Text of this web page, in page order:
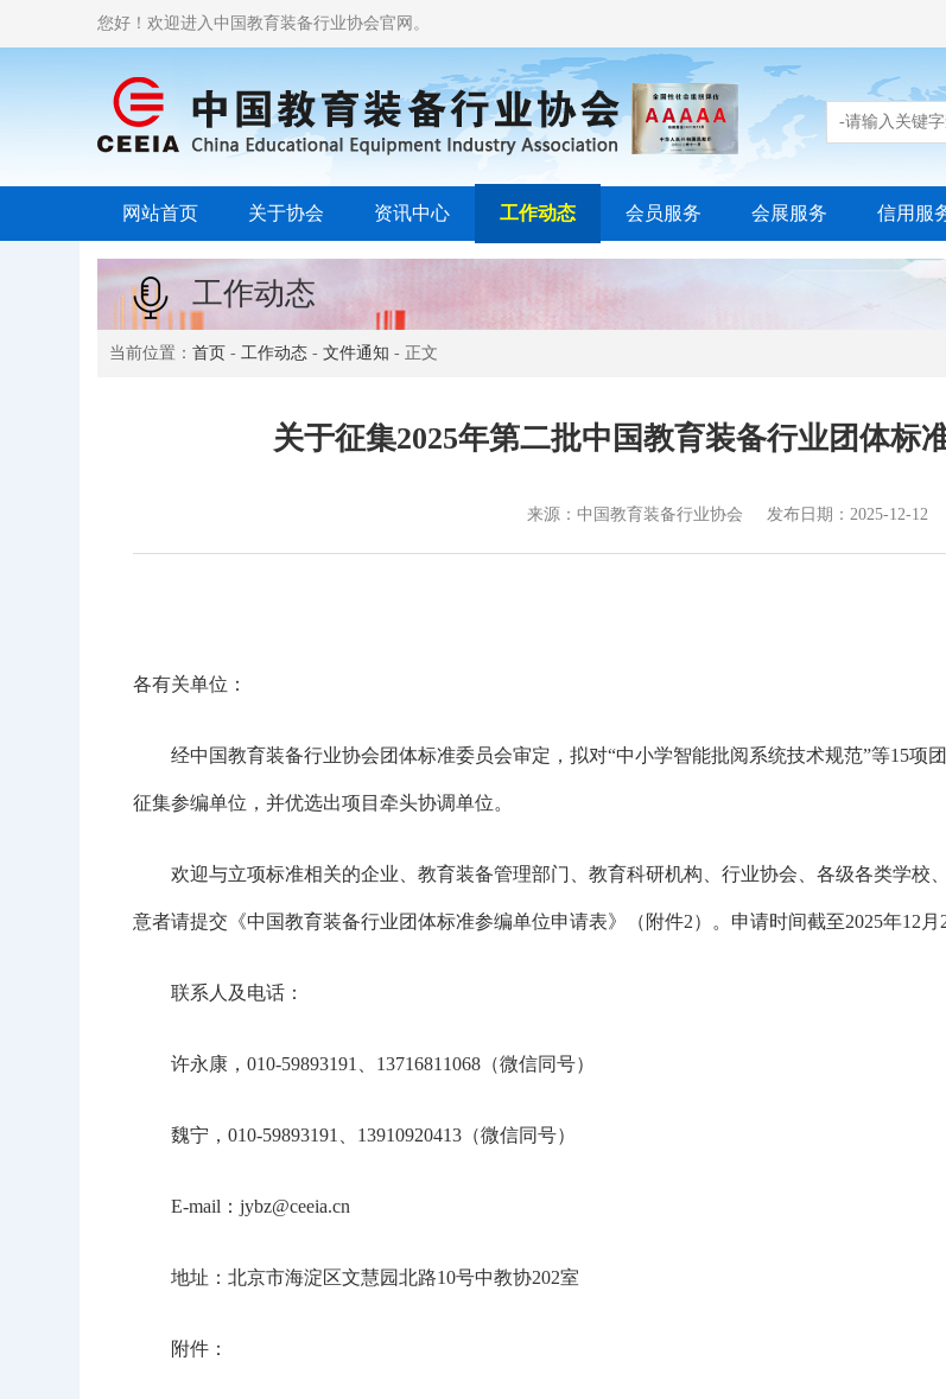
您好！欢迎进入中国教育装备行业协会官网。
网站首页 关于协会 资讯中心 工作动态 会员服务 会展服务 信用服
工作动态
当前位置： 首页 - 工作动态 - 文件通知 - 正文
关于征集2025年第二批中国教育装备行业团体标
来源：中国教育装备行业协会 发布日期：2025-12-12
各有关单位：
经中国教育装备行业协会团体标准委员会审定，拟对“中小学智能批阅系统技术规范”等15项
征集参编单位，并优选出项目牵头协调单位。
欢迎与立项标准相关的企业、教育装备管理部门、教育科研机构、行业协会、各级各类学校
意者请提交《中国教育装备行业团体标准参编单位申请表》（附件2）。申请时间截至2025年12月
联系人及电话：
许永康，010-59893191、13716811068（微信同号）
魏宁，010-59893191、13910920413（微信同号）
E-mail：jybz@ceeia.cn
地址：北京市海淀区文慧园北路10号中教协202室
附件：